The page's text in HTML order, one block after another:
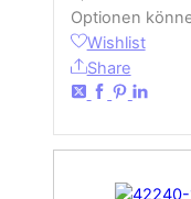
Optionen
Wishlist
Share